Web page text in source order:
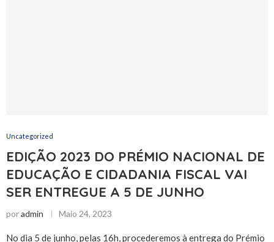
Uncategorized
EDIÇÃO 2023 DO PRÉMIO NACIONAL DE
EDUCAÇÃO E CIDADANIA FISCAL VAI
SER ENTREGUE A 5 DE JUNHO
poradmin Maio 24, 2023
No dia 5 de junho, pelas 16h, procederemos à entrega do Prémio